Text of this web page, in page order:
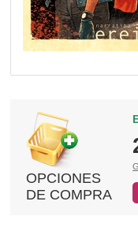
OPCIONES
DE COMPRA